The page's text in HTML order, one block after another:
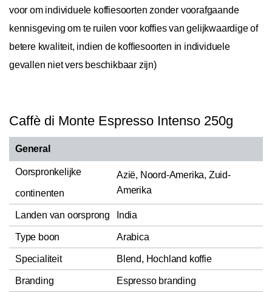
voor om individuele koffiesoorten zonder voorafgaande
kennisgeving om te ruilen voor koffies van gelijkwaardige of
betere kwaliteit, indien de koffiesoorten in individuele
gevallen niet vers beschikbaar zijn)
Caffè di Monte Espresso Intenso 250g
General
Oorspronkelijke
continenten
Azië, Noord-Amerika, Zuid-
Amerika
Landen van oorsprong India
Type boon Arabica
Specialiteit Blend, Hochland koffie
Branding Espresso branding